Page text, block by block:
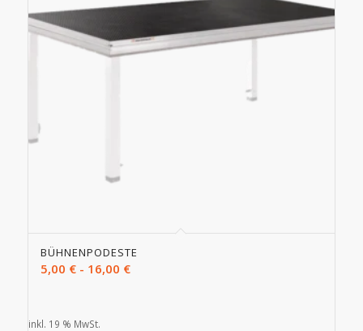
BÜHNENPODESTE
5,00 €- 16,00 €
inkl. 19 % MwSt.